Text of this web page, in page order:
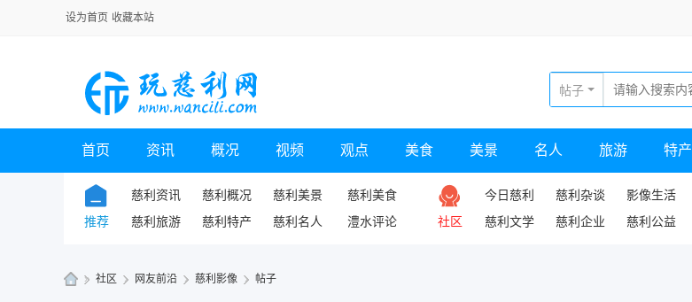
设为首页 收藏本站
帖子
首页 资讯 概况 视频 观点 美食 美景 名人 旅游 特产
推荐
慈利资讯 慈利概况 慈利美景
慈利美食
慈利旅游
慈利特产 慈利名人 澧水评论 社区
今日慈利 慈利杂谈 影像生活
慈利文学
慈利企业 慈利公益
» 社区 › 网友前沿 › 慈利影像 › 帖子